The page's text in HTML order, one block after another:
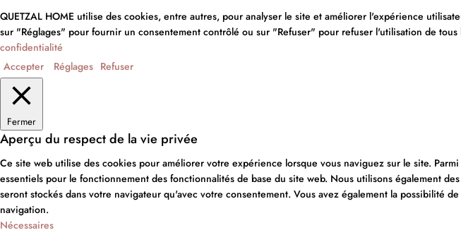
QUETZAL HOME utilise des cookies, entre autres, pour analyser le site et améliorer l'expérience
sur "Réglages" pour fournir un consentement contrôlé ou sur "Refuser" pour refuser l'utilisation de
confidentialité
Accepter
Réglages Refuser
Fermer
Aperçu du respect de la vie privée
Ce site web utilise des cookies pour améliorer votre expérience lorsque vous naviguez sur le site.
essentiels pour le fonctionnement des fonctionnalités de base du site web. Nous utilisons également
seront stockés dans votre navigateur qu'avec votre consentement. Vous avez également la possibilité
navigation.
Nécessaires